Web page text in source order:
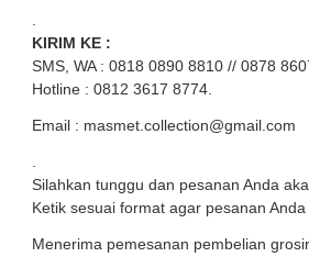
KIRIM KE :
SMS, WA : 0818 0890 8810 // 0878
Hotline : 0812 3617 8774.
Email : masmet.collection@gmail.com
Silahkan tunggu dan pesanan Anda
Ketik sesuai format agar pesanan Anda
Menerima pemesanan pembelian